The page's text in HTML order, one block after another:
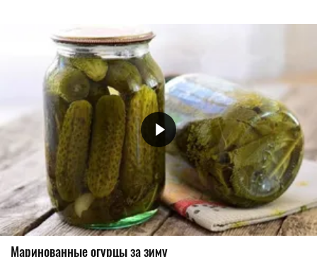
Маринованные огурцы за зиму